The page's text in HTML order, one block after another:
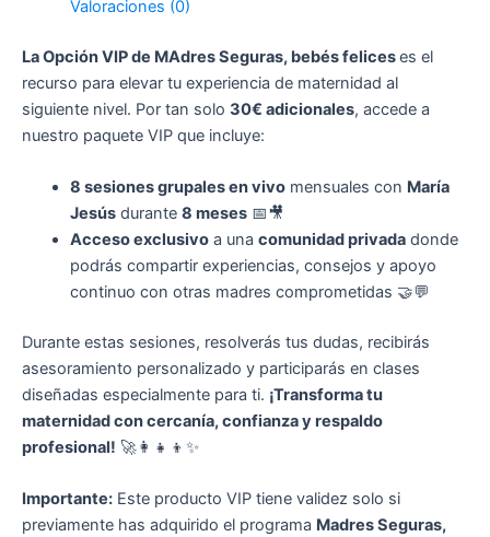
Valoraciones (0)
La Opción VIP de MAdres Seguras, bebés feliceses el
recurso para elevar tu experiencia de maternidad al
siguiente nivel. Por tan solo 30€ adicionales, accede a
nuestro paquete VIP que incluye:
8 sesiones grupales en vivomensuales con María
Jesúsdurante 8 meses📅🎥
Acceso exclusivoa una comunidad privadadonde
podrás compartir experiencias, consejos y apoyo
continuo con otras madres comprometidas 🤝💬
Durante estas sesiones, resolverás tus dudas, recibirás
asesoramiento personalizado y participarás en clases
diseñadas especialmente para ti. ¡Transforma tu
maternidad con cercanía, confianza y respaldo
profesional! 🚀👩‍👧‍👦✨
Importante: Este producto VIP tiene validez solo si
previamente has adquirido el programa Madres Seguras,